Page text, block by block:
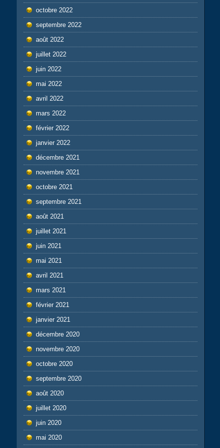
octobre 2022
septembre 2022
août 2022
juillet 2022
juin 2022
mai 2022
avril 2022
mars 2022
février 2022
janvier 2022
décembre 2021
novembre 2021
octobre 2021
septembre 2021
août 2021
juillet 2021
juin 2021
mai 2021
avril 2021
mars 2021
février 2021
janvier 2021
décembre 2020
novembre 2020
octobre 2020
septembre 2020
août 2020
juillet 2020
juin 2020
mai 2020